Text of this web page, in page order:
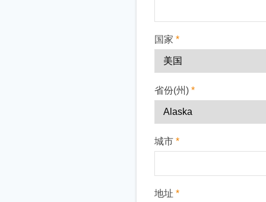
国家 *
省份(州) *
城市 *
地址 *